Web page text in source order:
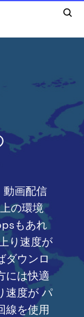
画配信
の環境
もあれ
り速度が
ダウンロ
には快適
速度が パ
線を使用